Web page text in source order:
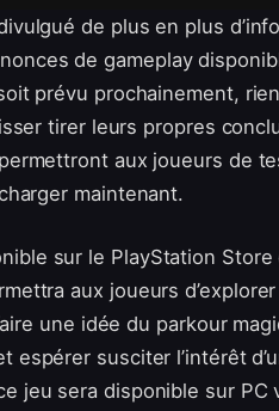
de plus en plus
de gameplay
prévu prochainement,
tirer leurs propres
aux joueurs de
maintenant.
sur le PlayStation
aux joueurs
une idée du parkour
susciter l’intérêt
jeu sera disponible sur PC